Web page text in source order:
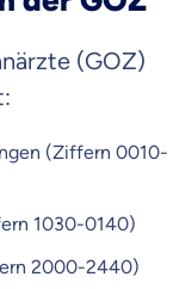
(GOZ)
(Ziffern 0010-
1030-0140)
2000-2440)